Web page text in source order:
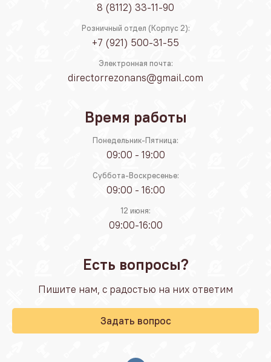
8 (8112) 33-11-90
Розничный отдел (Корпус 2):
+7 (921) 500-31-55
Электронная почта:
directorrezonans@gmail.com
Время работы
Понедельник-Пятница:
09:00 - 19:00
Суббота-Воскресенье:
09:00 - 16:00
12 июня:
09:00-16:00
Есть вопросы?
Пишите нам, с радостью на них ответим
Задать вопрос